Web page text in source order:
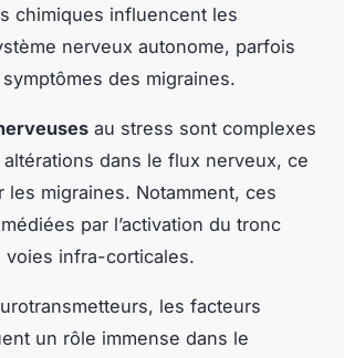
chimiques influencent les
nerveux autonome, parfois
des migraines.
au stress sont complexes
dans le flux nerveux, ce
les migraines. Notamment, ces
par l’activation du tronc
voies infra-corticales.
les facteurs
un rôle immense dans le